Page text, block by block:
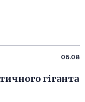
06.08
гіганта